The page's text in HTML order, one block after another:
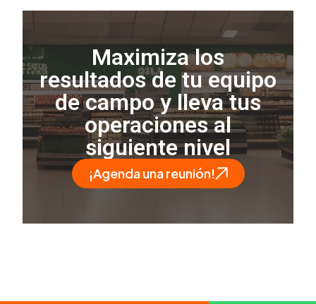
Maximiza los
resultados de tu equipo
de campo y lleva tus
operaciones al
siguiente nivel
¡Agenda una reunión!